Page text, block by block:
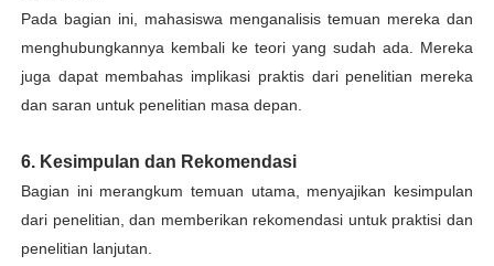
Pada bagian ini, mahasiswa menganalisis temuan mereka dan
menghubungkannya kembali ke teori yang sudah ada. Mereka
juga dapat membahas implikasi praktis dari penelitian mereka
dan saran untuk penelitian masa depan.
6. Kesimpulan dan Rekomendasi
Bagian ini merangkum temuan utama, menyajikan kesimpulan
dari penelitian, dan memberikan rekomendasi untuk praktisi dan
penelitian lanjutan.